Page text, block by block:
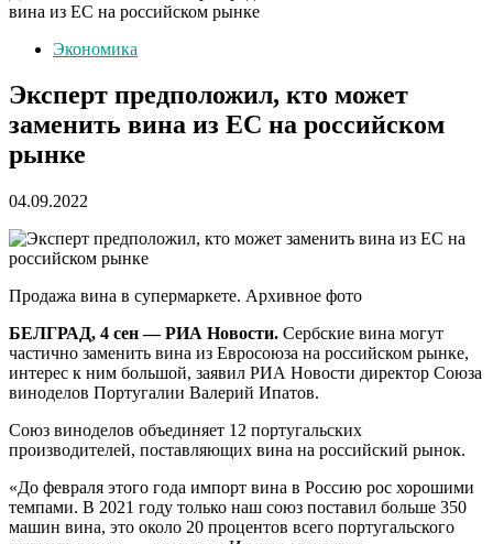
вина из ЕС на российском рынке
Экономика
Эксперт предположил, кто может
заменить вина из ЕС на российском
рынке
04.09.2022
Продажа вина в супермаркете. Архивное фото
БЕЛГРАД, 4 сен — РИА Новости. Сербские вина могут
частично заменить вина из Евросоюза на российском рынке,
интерес к ним большой, заявил РИА Новости директор Союза
виноделов Португалии Валерий Ипатов.
Союз виноделов объединяет 12 португальских
производителей, поставляющих вина на российский рынок.
«До февраля этого года импорт вина в Россию рос хорошими
темпами. В 2021 году только наш союз поставил больше 350
машин вина, это около 20 процентов всего португальского